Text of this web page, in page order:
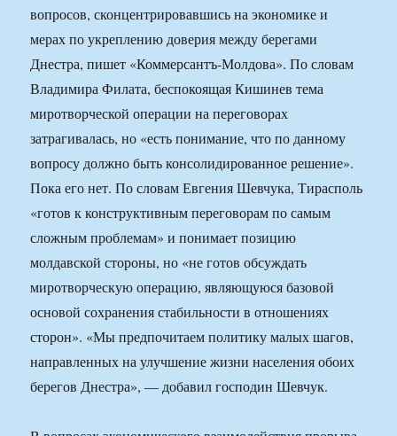
вопросов, сконцентрировавшись на экономике и
мерах по укреплению доверия между берегами
Днестра, пишет «Коммерсантъ-Молдова». По словам
Владимира Филата, беспокоящая Кишинев тема
миротворческой операции на переговорах
затрагивалась, но «есть понимание, что по данному
вопросу должно быть консолидированное решение».
Пока его нет. По словам Евгения Шевчука, Тирасполь
«готов к конструктивным переговорам по самым
сложным проблемам» и понимает позицию
молдавской стороны, но «не готов обсуждать
миротворческую операцию, являющуюся базовой
основой сохранения стабильности в отношениях
сторон». «Мы предпочитаем политику малых шагов,
направленных на улучшение жизни населения обоих
берегов Днестра», — добавил господин Шевчук.